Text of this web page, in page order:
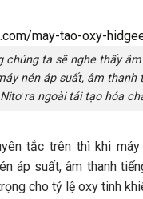
ta sẽ nghe thấy âm
nén áp suất, âm thanh
Nitơ ra ngoài tái tạo hóa
tắc trên thì khi máy
áp suất, âm thanh
cho tỷ lệ oxy tinh